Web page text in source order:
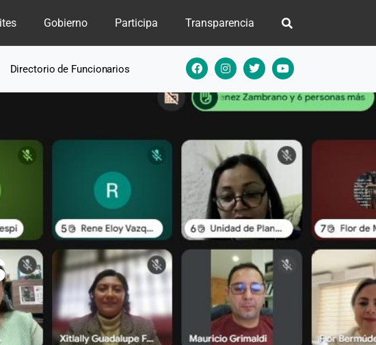
Gobierno Participa Transparencia
Directorio de Funcionarios